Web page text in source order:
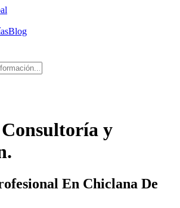
Blog
y
En Chiclana De